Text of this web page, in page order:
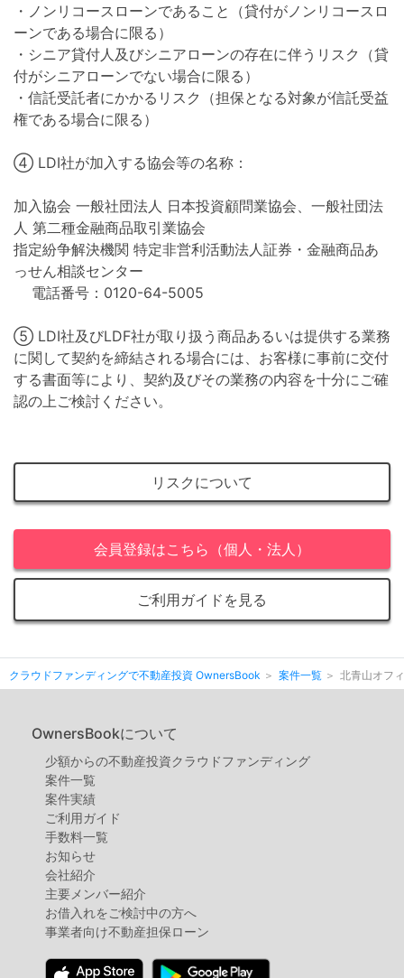
・ノンリコースローンであること（貸付がノンリコースロ
ーンである場合に限る）
・シニア貸付人及びシニアローンの存在に伴うリスク（貸
付がシニアローンでない場合に限る）
・信託受託者にかかるリスク（担保となる対象が信託受益
権である場合に限る）
④ LDI社が加入する協会等の名称：
加入協会 一般社団法人 日本投資顧問業協会、一般社団法
人 第二種金融商品取引業協会
指定紛争解決機関 特定非営利活動法人証券・金融商品あ
っせん相談センター
電話番号：0120-64-5005
⑤ LDI社及びLDF社が取り扱う商品あるいは提供する業務
に関して契約を締結される場合には、お客様に事前に交付
する書面等により、契約及びその業務の内容を十分にご確
認の上ご検討ください。
リスクについて
会員登録はこちら（個人・法人）
ご利用ガイドを見る
クラウドファンディングで不動産投資 OwnersBook 案件一覧 北青山オフ
OwnersBookについて
少額からの不動産投資クラウドファンディング
案件⼀覧
案件実績
ご利用ガイド
手数料一覧
お知らせ
会社紹介
主要メンバー紹介
お借入れをご検討中の方へ
事業者向け不動産担保ローン